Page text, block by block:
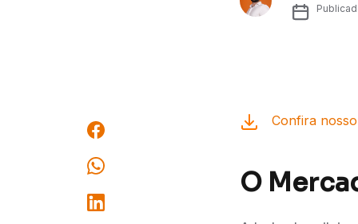
Confira
O